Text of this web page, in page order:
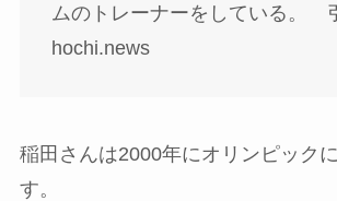
ムのトレーナーをしている。
hochi.news
稲田さんは2000年にオリンピック
す。